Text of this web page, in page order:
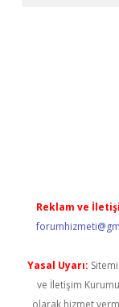
Reklam ve
Yasal Uyarı:
ve İletişim
olarak hizmet